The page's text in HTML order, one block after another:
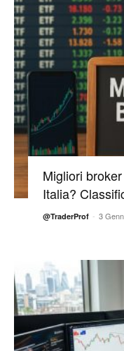
Migliori
Italia?
@TraderProf - 3